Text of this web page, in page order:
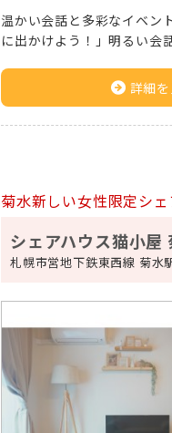
温かい会話と多彩なイベン
に出かけよう！」明るい会
詳細
菊水新しい女性限定シ
シェアハウス猫小屋
札幌市営地下鉄東西線 菊水